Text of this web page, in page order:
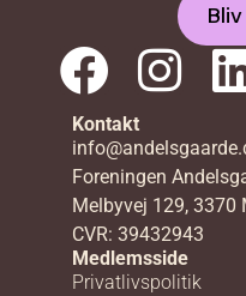
Kontakt
Foreningen
Melbyvej 129, 3370
CVR: 39432943
Medlemsside
Privatlivspolitik